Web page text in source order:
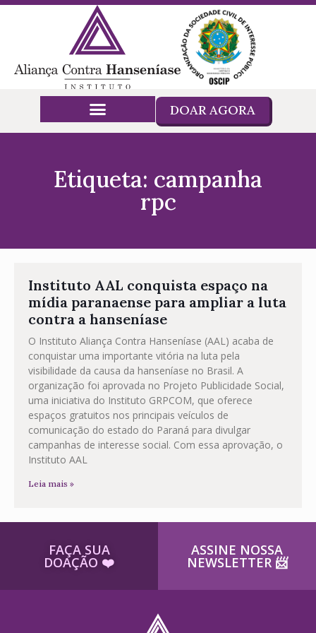
DOAR AGORA
Etiqueta: campanha
rpc
Instituto AAL conquista espaço na
mídia paranaense para ampliar a luta
contra a hanseníase
O Instituto Aliança Contra Hanseníase (AAL) acaba de
conquistar uma importante vitória na luta pela
visibilidade da causa da hanseníase no Brasil. A
organização foi aprovada no Projeto Publicidade Social,
uma iniciativa do Instituto GRPCOM, que oferece
espaços gratuitos nos principais veículos de
comunicação do estado do Paraná para divulgar
campanhas de interesse social. Com essa aprovação, o
Instituto AAL
Leia mais »
FAÇA SUA
DOAÇÃO ​❤️
ASSINE NOSSA
NEWSLETTER ​📨